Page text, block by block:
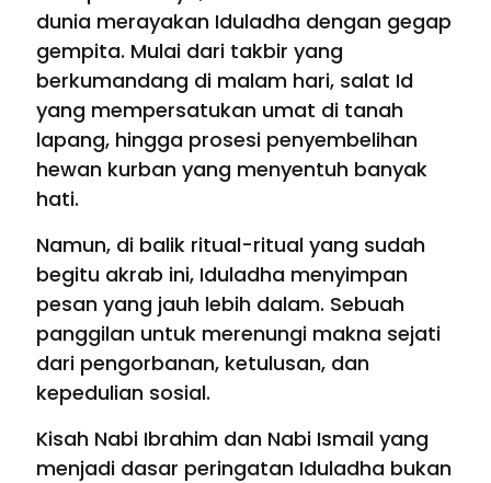
dunia merayakan Iduladha dengan gegap
gempita. Mulai dari takbir yang
berkumandang di malam hari, salat Id
yang mempersatukan umat di tanah
lapang, hingga prosesi penyembelihan
hewan kurban yang menyentuh banyak
hati.
Namun, di balik ritual-ritual yang sudah
begitu akrab ini, Iduladha menyimpan
pesan yang jauh lebih dalam. Sebuah
panggilan untuk merenungi makna sejati
dari pengorbanan, ketulusan, dan
kepedulian sosial.
Kisah Nabi Ibrahim dan Nabi Ismail yang
menjadi dasar peringatan Iduladha bukan